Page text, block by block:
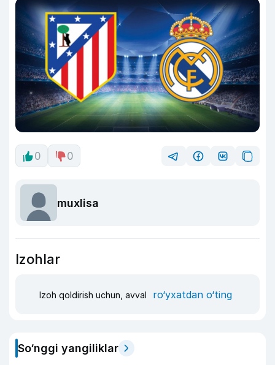
0 0
muxlisa
Izohlar
Izoh qoldirish uchun, avval ro‘yxatdan o‘ting
So‘nggi yangiliklar